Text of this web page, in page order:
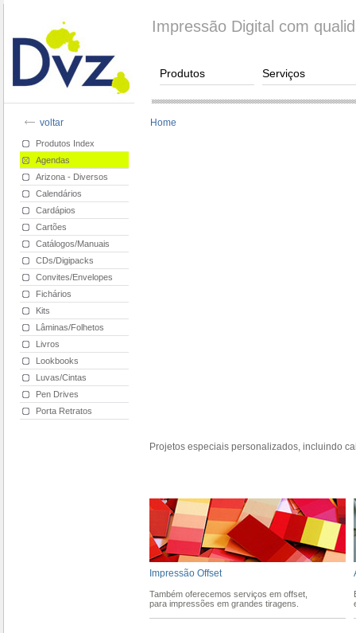
Impressão Digital com
Serviços
Produtos
voltar Home
Produtos Index
Agendas
Arizona - Diversos
Calendários
Cardápios
Cartões
Catálogos/Manuais
CDs/Digipacks
Convites/Envelopes
Fichários
Kits
Lâminas/Folhetos
Livros
Lookbooks
Luvas/Cintas
Pen Drives
Porta Retratos
Projetos especiais personalizados, incluindo
Impressão Offset
Também oferecemos serviços em offset,
para impressões em grandes tiragens.